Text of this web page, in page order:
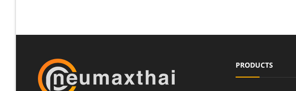
PRODUCTS